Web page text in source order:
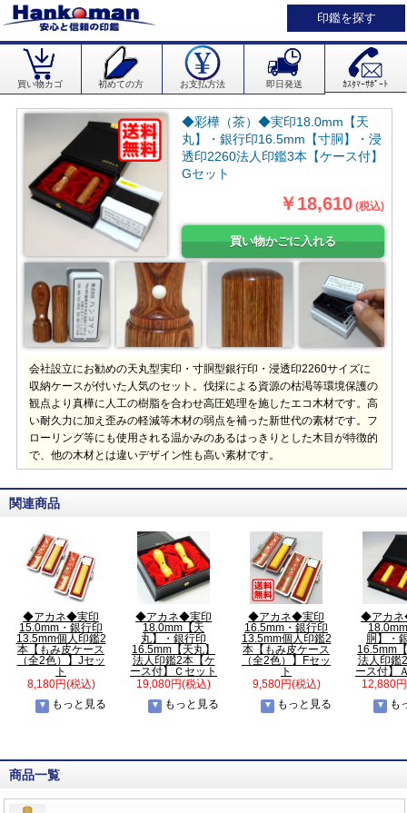
印鑑を探す
買い物カゴ 初めての方 お支払方法 即日発送 ｶｽﾀﾏｰｻﾎﾟｰﾄ
◆彩樺（茶）◆実印18.0mm【天
丸】・銀行印16.5mm【寸胴】・浸
透印2260法人印鑑3本【ケース付】
Gセット
￥18,610 (税込)
会社設立にお勧めの天丸型実印・寸胴型銀行印・浸透印2260サイズに
収納ケースが付いた人気のセット。伐採による資源の枯渇等環境保護の
観点より真樺に人工の樹脂を合わせ高圧処理を施したエコ木材です。高
い耐久力に加え歪みの軽減等木材の弱点を補った新世代の素材です。フ
ローリング等にも使用される温かみのあるはっきりとした木目が特徴的
で、他の木材とは違いデザイン性も高い素材です。
関連商品
◆アカネ◆実印
15.0mm・銀行印
13.5mm個人印鑑2
本【もみ皮ケース
（全2色）】Jセッ
ト
8,180円(税込)
もっと見る
◆アカネ◆実印
18.0mm【天
丸】・銀行印
16.5mm【天丸】
法人印鑑2本【ケ
ース付】Ｃセット
19,080円(税込)
もっと見る
◆アカネ◆実印
16.5mm・銀行印
13.5mm個人印鑑2
本【もみ皮ケース
（全2色）】Fセッ
ト
9,580円(税込)
もっと見る
◆アカ
胴】・
16.5mm
法人印鑑
ース付】
12,880
も
商品一覧